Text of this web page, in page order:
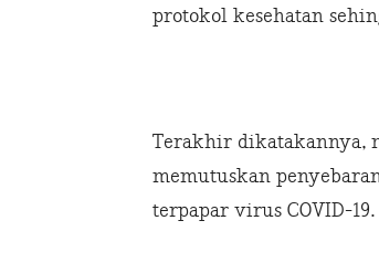
protokol kesehatan
Terakhir dikatakannya,
memutuskan
terpapar virus COVID-19.